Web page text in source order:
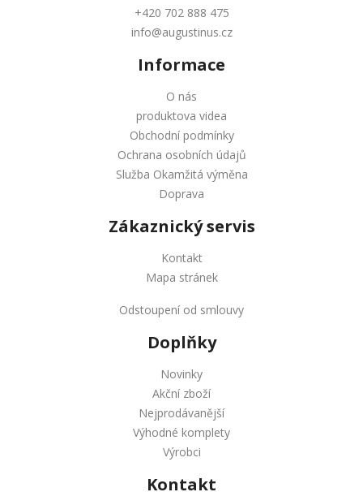
+420 702 888 475
info@augustinus.cz
Informace
O nás
produktova videa
Obchodní podmínky
Ochrana osobních údajů
Služba Okamžitá výměna
Doprava
Zákaznický servis
Kontakt
Mapa stránek
Odstoupení od smlouvy
Doplňky
Novinky
Akční zboží
Nejprodávanější
Výhodné komplety
Výrobci
Kontakt